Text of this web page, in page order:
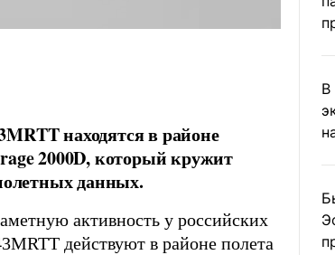
находятся в районе
2000D, который кружит
данных.
активность у российских
действуют в районе полета
В